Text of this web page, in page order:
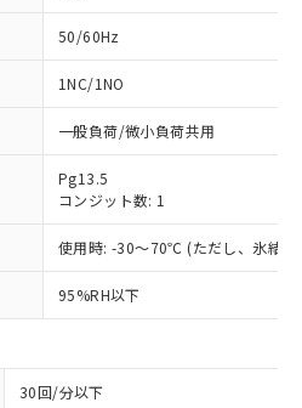
50/60Hz
1NC/1NO
一般負荷/微小負荷共用
Pg13.5
コンジット数: 1
使用時: -30～70℃ (ただし、氷結し
95%RH以下
30回/分以下